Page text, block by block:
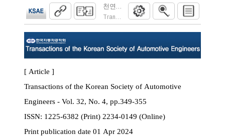
천연가스와 수소가 적용된 대형엔진의 부
Transactions of the Korean Society of
[ Article ]
Transactions of the Korean Society of Automotive
Engineers - Vol. 32, No. 4, pp.349-355
ISSN:
1225-6382 (Print) 2234-0149 (Online)
Print publication date 01 Apr 2024